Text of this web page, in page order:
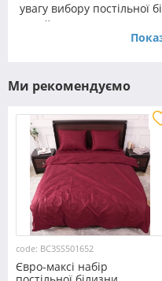
увагу вибору постільної
страйп сатину — це
цінує якість і естетику.
преміум-класу.
Обираючипостільна
розмір, ви отримуєте не
відчуття, але й
своїм унікальним
сатину додає інтер'єру
Ми рекомендуємо
code: BC3SS501652
Євро-максі набір